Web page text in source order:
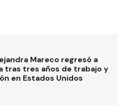
Mareco regresó a
tras tres años de trabajo y
en Estados Unidos